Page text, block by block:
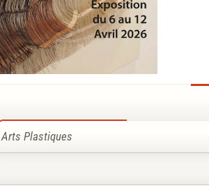
Arts Plastiques